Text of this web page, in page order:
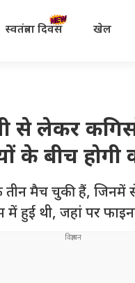
स्वतंत्रता दिवस खेल
से लेकर
के बीच
मैच चुकी हैं, जिनमें
में हुई थी, जहां पर